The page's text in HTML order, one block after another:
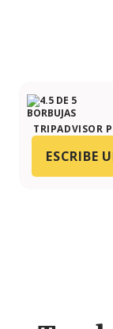
TRIPADVISOR
ESCRIBE